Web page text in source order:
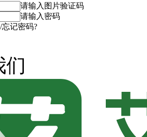
请输入图片验证码
请输入密码
忘记密码?
们